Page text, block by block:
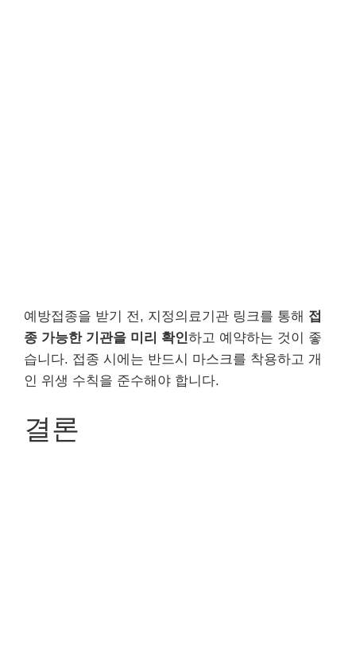
예방접종을 받기 전, 지정의료기관 링크를 통해 접
종 가능한 기관을 미리 확인하고 예약하는 것이 좋
습니다. 접종 시에는 반드시 마스크를 착용하고 개
인 위생 수칙을 준수해야 합니다.
결론